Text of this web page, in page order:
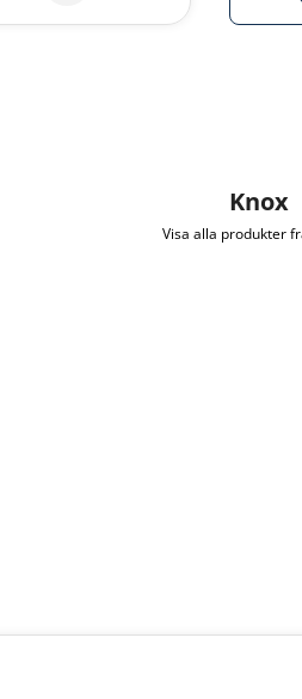
Knox
Visa alla produkter